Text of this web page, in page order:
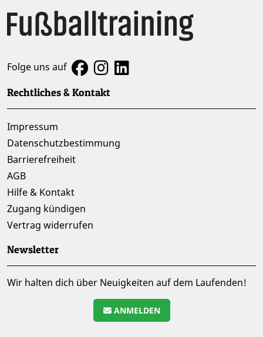
Folge uns auf
Rechtliches & Kontakt
Impressum
Datenschutzbestimmung
Barrierefreiheit
AGB
Hilfe & Kontakt
Zugang kündigen
Vertrag widerrufen
Newsletter
Wir halten dich über Neuigkeiten auf dem Laufenden!
ANMELDEN